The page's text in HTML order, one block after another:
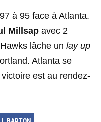
à 95 face à Atlanta.
Millsap avec 2
lâche un lay up
Atlanta se
est au rendez-